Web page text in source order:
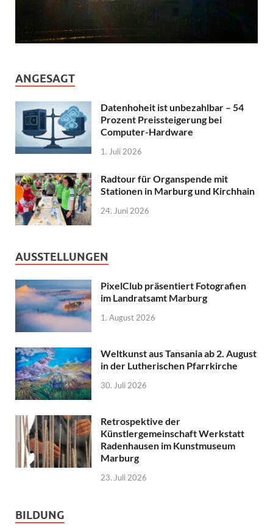
ANGESAGT
Datenhoheit ist unbezahlbar – 54
Prozent Preissteigerung bei
Computer-Hardware
1. Juli 2026
Radtour für Organspende mit
Stationen in Marburg und Kirchhain
24. Juni 2026
AUSSTELLUNGEN
PixelClub präsentiert Fotografien
im Landratsamt Marburg
1. August 2026
Weltkunst aus Tansania ab 2. August
in der Lutherischen Pfarrkirche
30. Juli 2026
Retrospektive der
Künstlergemeinschaft Werkstatt
Radenhausen im Kunstmuseum
Marburg
23. Juli 2026
BILDUNG